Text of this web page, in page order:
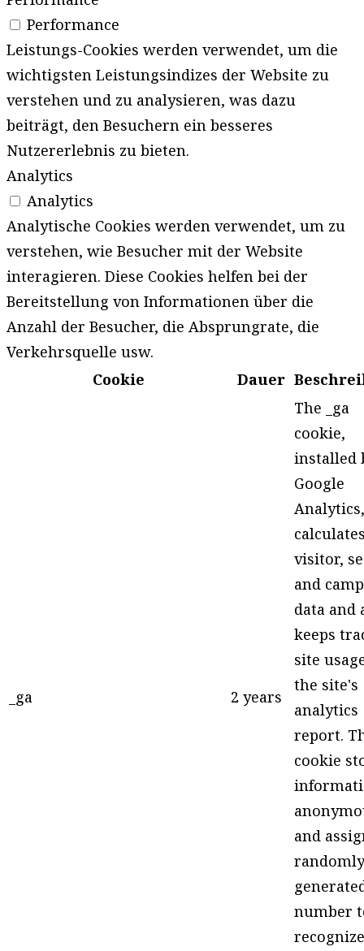
Performance
Leistungs-Cookies werden verwendet, um die
wichtigsten Leistungsindizes der Website zu
verstehen und zu analysieren, was dazu
beiträgt, den Besuchern ein besseres
Nutzererlebnis zu bieten.
Analytics
Analytics
Analytische Cookies werden verwendet, um zu
verstehen, wie Besucher mit der Website
interagieren. Diese Cookies helfen bei der
Bereitstellung von Informationen über die
Anzahl der Besucher, die Absprungrate, die
Verkehrsquelle usw.
Cookie
Dauer
_ga 2 years
The _ga
cookie,
installed
Google
Analytics,
visitor,
and
data and
keeps
site
the site's
analytics
report.
cookie
and
randomly
number
recognize